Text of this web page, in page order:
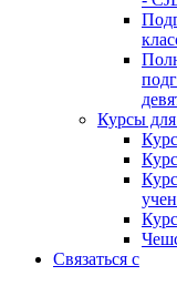
Курсы
Связаться с